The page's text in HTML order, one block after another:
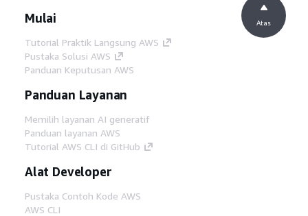
Mulai
Tutorial Praktik Langsung AWS
Pustaka Solusi AWS
Panduan Keputusan AWS
Panduan Layanan
Memilih layanan AI generatif
Panduan layanan AWS
Tutorial AWS CLI di GitHub
Alat Developer
Pustaka Contoh Kode AWS
AWS CLI
Atas